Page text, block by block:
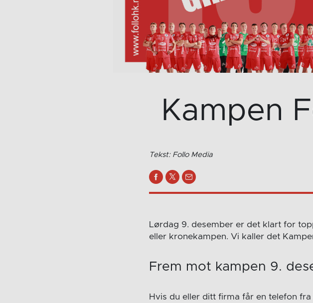
Kampen
Tekst: Follo Media
Lørdag 9. desember er det klart for
eller kronekampen. Vi kaller det
Frem mot kampen 9.
Hvis du eller ditt firma får en telefon